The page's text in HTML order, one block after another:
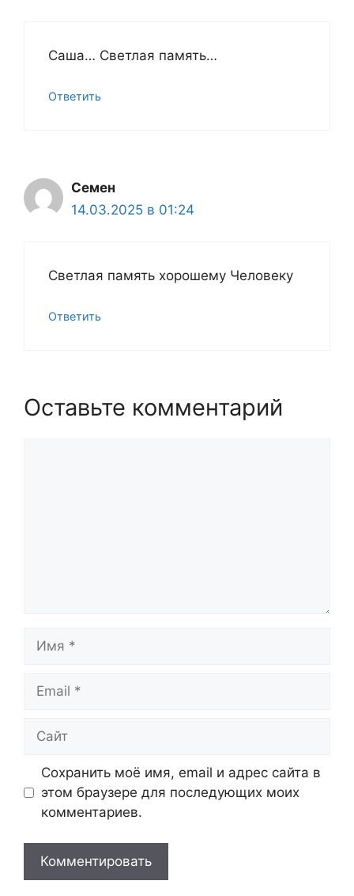
Саша… Светлая память…
Ответить
Семен
14.03.2025 в 01:24
Светлая память хорошему Человеку
Ответить
Оставьте комментарий
Имя
Email
Сайт
Сохранить моё имя, email и адрес сайта в
этом браузере для последующих моих
комментариев.